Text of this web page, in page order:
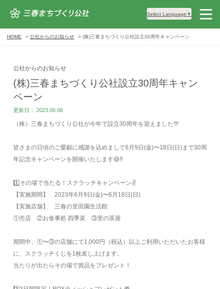
Select Language ▼
HOME 公社からのお知らせ (株)三春まちづくり公社設立30周年キャンペーン
公社からのお知らせ
(株)三春まちづくり公社設立30周年キャン
ペーン
更新日： 2023.06.06
（株）三春まちづくり公社が今年で設立30周年を迎えました🎊
皆さまの日頃のご愛顧に感謝を込めまして6月9日(金)〜18日(日)まで30周
年記念キャンペーンを開催いたします😄‼️
1️⃣その場で当たる！スクラッチキャンペーン✌️
【実施期間】 2023年6月9日(金)〜6月18日(日)
【実施店舗】 三春の里田園生活館
①売店 ②お食事処 四季菜 ③里の茶屋
期間中、①〜③の店舗にて1,000円（税込）以上ご利用いただいたお客様
に、スクラッチくじを1枚差し上げます。
当たりが出たらその場で賞品をプレゼント！